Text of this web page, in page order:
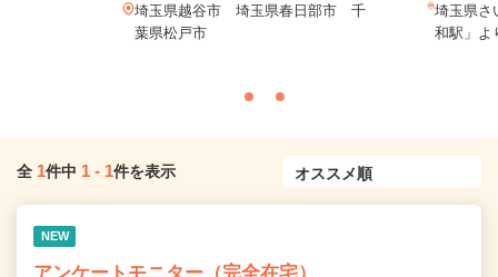
埼玉県越谷市 埼玉県春日部市 千
葉県松戸市
埼玉県さ
和駅」よ
全 1件中 1 - 1件を表示
NEW
アンケートモニター（完全在宅）